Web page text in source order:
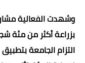
وشهدت الفعالية
بزراعة أكثر من مئة
التزام الجامعة